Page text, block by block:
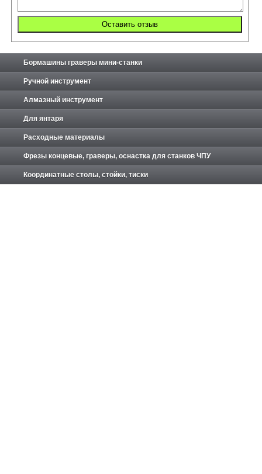
Бормашины граверы мини-станки
Ручной инструмент
Алмазный инструмент
Для янтаря
Расходные материалы
Фрезы концевые, граверы, оснастка для станков ЧПУ
Координатные столы, стойки, тиски